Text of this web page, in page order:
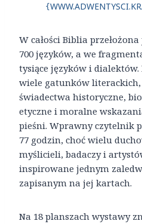
{
W całości Biblia
700 języków, a we
tysiące języków i dialektów.
wiele gatunków
świadectwa historyczne,
etyczne i moralne
pieśni. Wprawny czytelnik
77 godzin, choć wielu
myślicieli, badaczy i
inspirowane jednym
zapisanym na jej kartach.
Na 18 planszach wystawy